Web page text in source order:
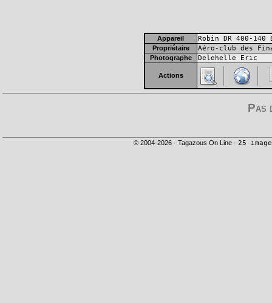
Appareil Robin DR 400-140
Propriétaire Aéro-club des
Photographe Delehelle Eric
Actions
Pas
© 2004-2026 - Tagazous On Line - 25